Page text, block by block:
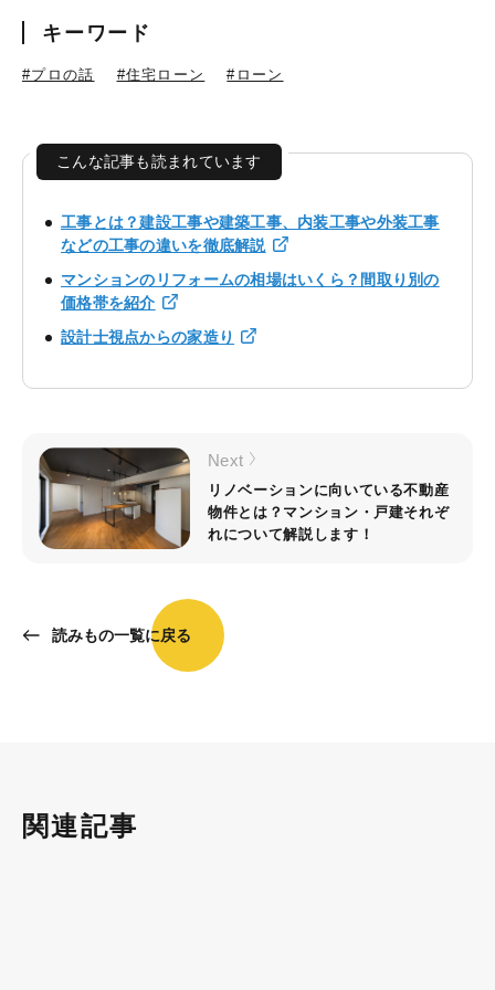
キーワード
#プロの話 #住宅ローン #ローン
こんな記事も読まれています
工事とは？建設工事や建築工事、内装工事や外装工事
などの工事の違いを徹底解説
マンションのリフォームの相場はいくら？間取り別の
価格帯を紹介
設計士視点からの家造り
読みもの一覧に戻る
Next
リノベーションに向いている不動産
物件とは？マンション・戸建それぞ
れについて解説します！
関連記事